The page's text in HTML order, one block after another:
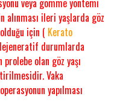
alınması ileri yaşlarda göz
için ( Kerato
durumlarda
olan göz yaşı
Vaka
yapılması